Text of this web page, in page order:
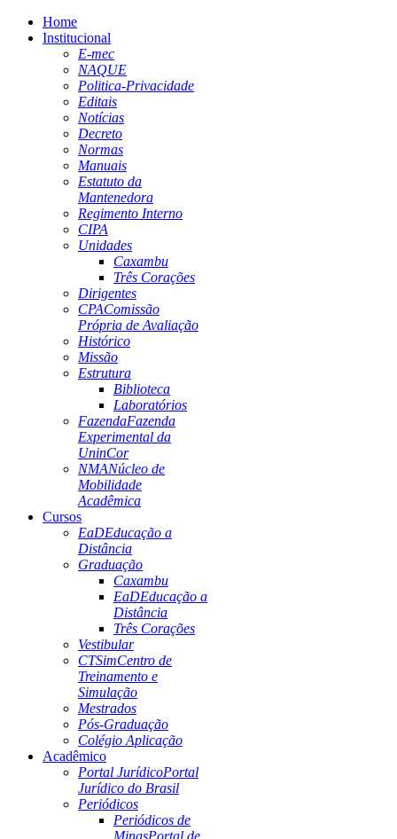
Home
Institucional
E-mec
NAQUE
Politica-Privacidade
Editais
Notícias
Decreto
Normas
Manuais
Estatuto da
Mantenedora
Regimento Interno
CIPA
Unidades
Caxambu
Três Corações
Dirigentes
CPAComissão
Própria de Avaliação
Histórico
Missão
Estrutura
Biblioteca
Laboratórios
FazendaFazenda
Experimental da
UninCor
NMANúcleo de
Mobilidade
Acadêmica
Cursos
EaDEducação a
Distância
Graduação
Caxambu
EaDEducação a
Distância
Três Corações
Vestibular
CTSimCentro de
Treinamento e
Simulação
Mestrados
Pós-Graduação
Colégio Aplicação
Acadêmico
Portal JurídicoPortal
Jurídico do Brasil
Periódicos
Periódicos de
MinasPortal de